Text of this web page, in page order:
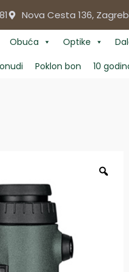
Nova Cesta 136, Zagreb
Obuća Optike
Poklon bon 10